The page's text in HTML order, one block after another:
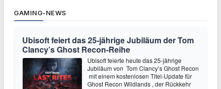
GAMING-NEWS
Ubisoft feiert das 25-jährige Jubiläum der Tom
Clancy’s Ghost Recon-Reihe
Ubisoft feierte heute das 25-jährige
Jubiläum von Tom Clancy’s Ghost Recon
mit einem kostenlosen Titel-Update für
Ghost Recon Wildlands , der Rückkehr